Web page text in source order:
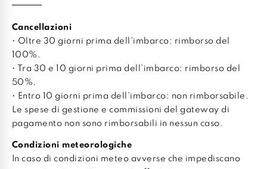
Cancellazioni
• Oltre 30 giorni prima dell’imbarco: rimborso del
100%.
• Tra 30 e 10 giorni prima dell’imbarco: rimborso del
50%.
• Entro 10 giorni prima dell’imbarco: non rimborsabile.
Le spese di gestione e commissioni del gateway di
pagamento non sono rimborsabili in nessun caso.
Condizioni meteorologiche
In caso di condizioni meteo avverse che impediscano